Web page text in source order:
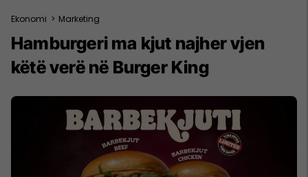
Ekonomi > Marketing
Hamburgeri ma kjut najher vjen
këtë verë në Burger King